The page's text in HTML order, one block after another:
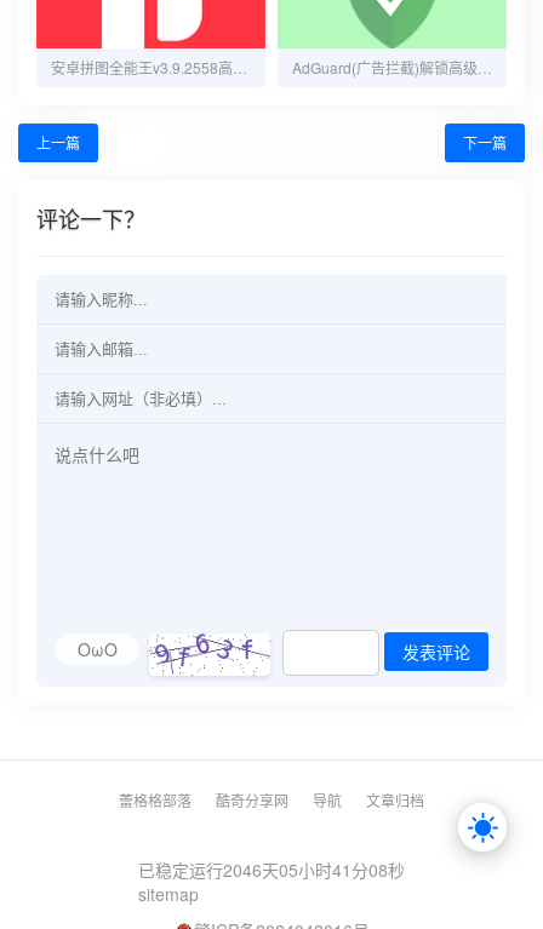
上一篇 下一篇
评论一下？
OωO 发表评论
蕾格格部落 酷奇分享网 导航 文章归档
已稳定运行2046天05小时41分08秒
sitemap